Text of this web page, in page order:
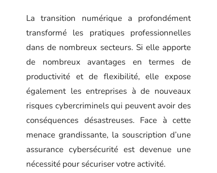
La transition numérique a profondément
transformé les pratiques professionnelles
dans de nombreux secteurs. Si elle apporte
de nombreux avantages en termes de
productivité et de flexibilité, elle expose
également les entreprises à de nouveaux
risques cybercriminels qui peuvent avoir des
conséquences désastreuses. Face à cette
menace grandissante, la souscription d’une
assurance cybersécurité est devenue une
nécessité pour sécuriser votre activité.